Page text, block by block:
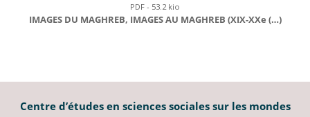
PDF - 53.2 kio
IMAGES DU MAGHREB, IMAGES AU MAGHREB (XIX-XXe (…)
Centre d’études en sciences sociales sur les mondes